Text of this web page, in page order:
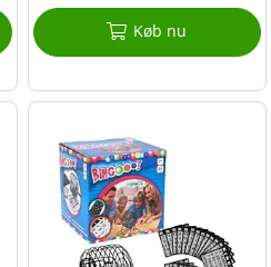
Køb nu